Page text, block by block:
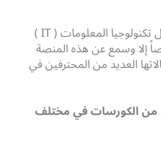
لا يوجد أي مهتم بمجال تكنولوجيا المعلومات ( IT )
إلا وسمع عن هذه المنصة
العديد من المحترفين في
من الكورسات في مختلف